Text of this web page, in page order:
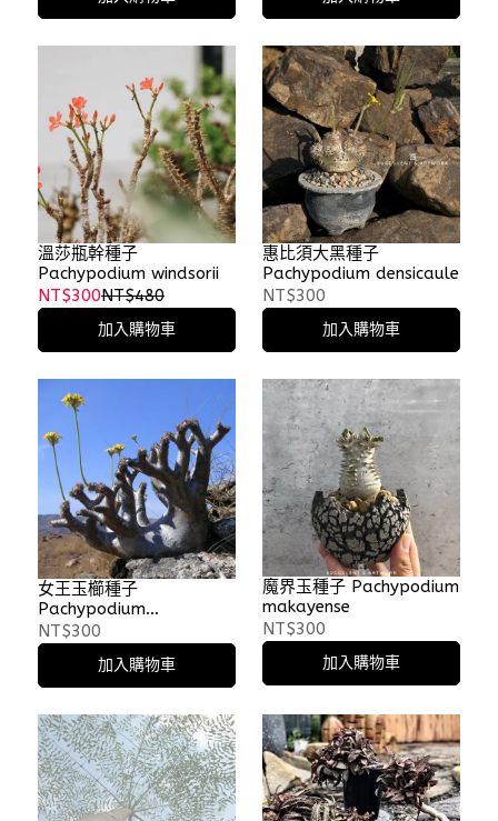
溫莎瓶幹種子
Pachypodium windsorii
NT$300NT$480
加入購物車
惠比須大黑種子
Pachypodium densicaule
NT$300
加入購物車
女王玉櫛種子
Pachypodium
densiflorum
NT$300
加入購物車
魔界玉種子 Pachypodium
makayense
NT$300
加入購物車